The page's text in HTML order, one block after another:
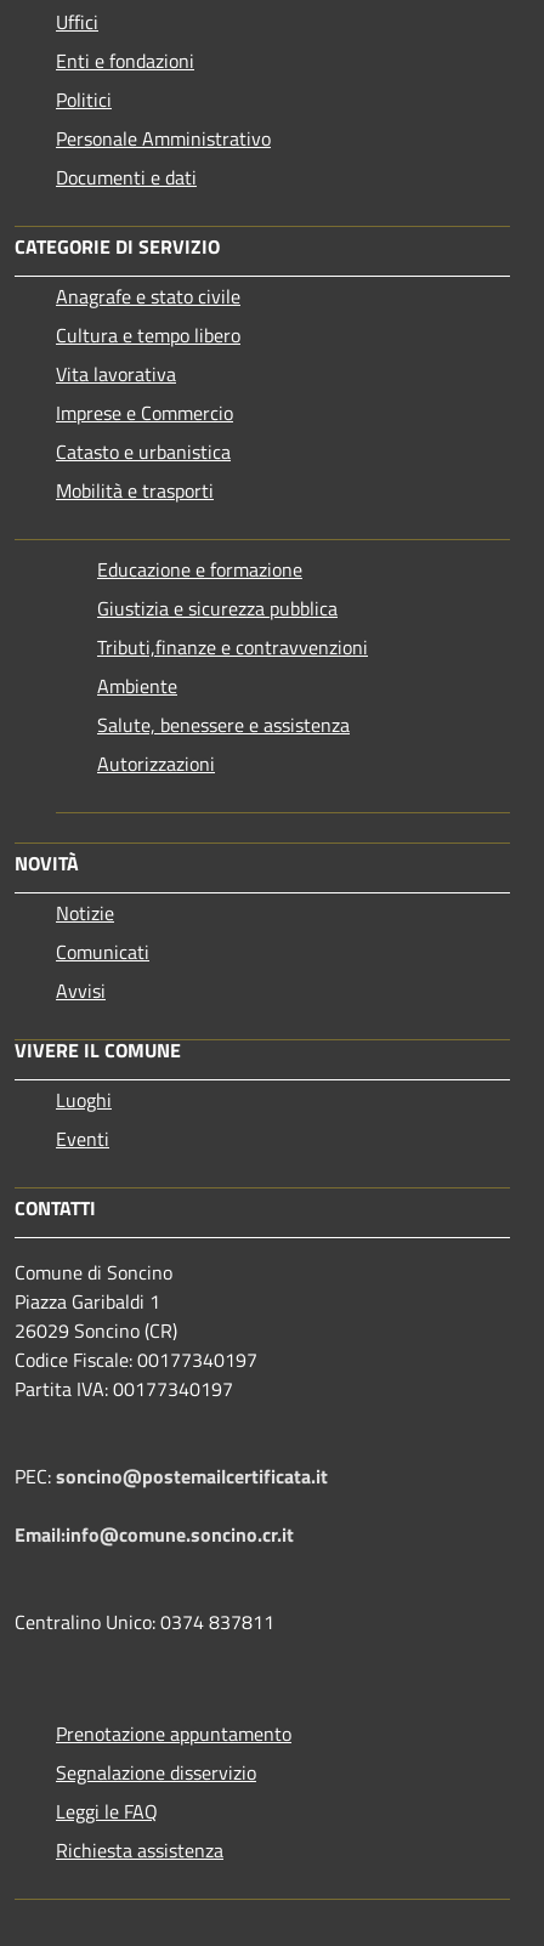
Uffici
Enti e fondazioni
Politici
Personale Amministrativo
Documenti e dati
CATEGORIE DI SERVIZIO
Anagrafe e stato civile
Cultura e tempo libero
Vita lavorativa
Imprese e Commercio
Catasto e urbanistica
Mobilità e trasporti
Educazione e formazione
Giustizia e sicurezza pubblica
Tributi,finanze e contravvenzioni
Ambiente
Salute, benessere e assistenza
Autorizzazioni
NOVITÀ
Notizie
Comunicati
Avvisi
VIVERE IL COMUNE
Luoghi
Eventi
CONTATTI
Comune di Soncino
Piazza Garibaldi 1
26029 Soncino (CR)
Codice Fiscale: 00177340197
Partita IVA: 00177340197
PEC:soncino@postemailcertificata.it
Email:info@comune.soncino.cr.it
Centralino Unico: 0374 837811
Prenotazione appuntamento
Segnalazione disservizio
Leggi le FAQ
Richiesta assistenza